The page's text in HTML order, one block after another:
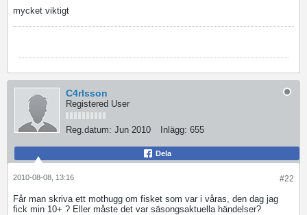
mycket viktigt
C4rlsson
Registered User
Reg.datum: Jun 2010 Inlägg: 655
Dela
#22
2010-08-08, 13:16
Får man skriva ett mothugg om fisket som var i våras, den dag jag
fick min 10+ ? Eller måste det var säsongsaktuella händelser?